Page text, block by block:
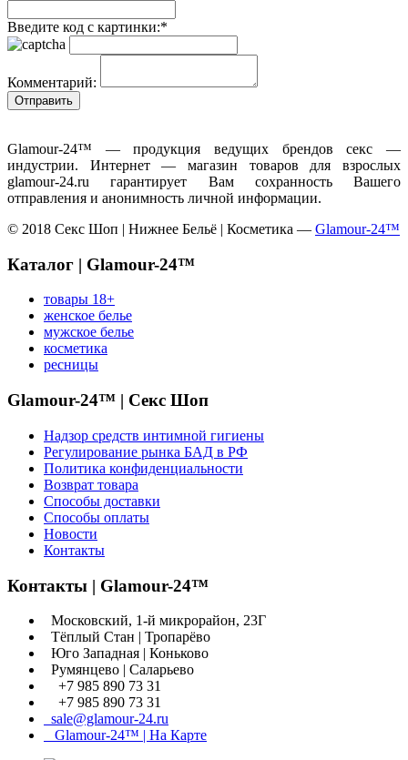
Введите код с картинки:*
Комментарий:
Glamour-24™ — продукция ведущих брендов секс —
индустрии. Интернет — магазин товаров для взрослых
glamour-24.ru гарантирует Вам сохранность Вашего
отправления и анонимность личной информации.
© 2018 Секс Шоп | Нижнее Бельё | Косметика — Glamour-24™
Каталог | Glamour-24™
товары 18+
женское белье
мужское белье
косметика
ресницы
Glamour-24™ | Секс Шоп
Надзор средств интимной гигиены
Регулирование рынка БАД в РФ
Политика конфиденциальности
Возврат товара
Способы доставки
Способы оплаты
Новости
Контакты
Контакты | Glamour-24™
Московский, 1-й микрорайон, 23Г
Тёплый Стан | Тропарёво
Юго Западная | Коньково
Румянцево | Саларьево
+7 985 890 73 31
+7 985 890 73 31
sale@glamour-24.ru
Glamour-24™ | На Карте